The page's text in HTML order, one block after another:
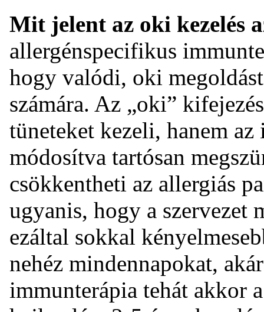
Mit jelent az oki kezelés
allergénspecifikus
hogy valódi, oki
számára. Az „oki”
tüneteket kezeli, hanem
módosítva tartósan
csökkentheti az allergiás
ugyanis, hogy a szervezet
ezáltal sokkal
nehéz mindennapokat,
immunterápia tehát akkor